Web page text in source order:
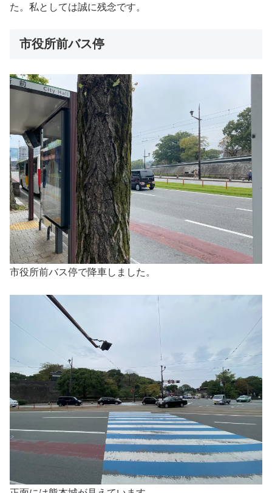
た。私としては誠に残念です。
市役所前バス停
市役所前バス停で降車しました。